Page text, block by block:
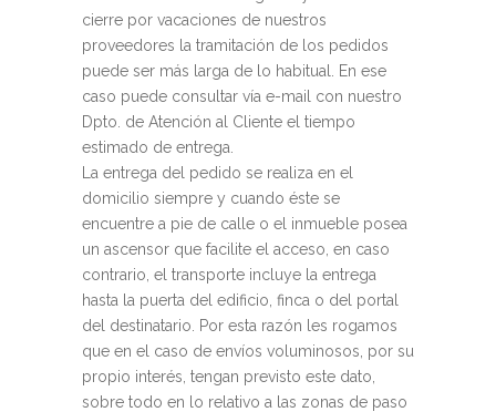
cierre por vacaciones de nuestros
proveedores la tramitación de los pedidos
puede ser más larga de lo habitual. En ese
caso puede consultar vía e-mail con nuestro
Dpto. de Atención al Cliente el tiempo
estimado de entrega.
La entrega del pedido se realiza en el
domicilio siempre y cuando éste se
encuentre a pie de calle o el inmueble posea
un ascensor que facilite el acceso, en caso
contrario, el transporte incluye la entrega
hasta la puerta del edificio, finca o del portal
del destinatario. Por esta razón les rogamos
que en el caso de envíos voluminosos, por su
propio interés, tengan previsto este dato,
sobre todo en lo relativo a las zonas de paso